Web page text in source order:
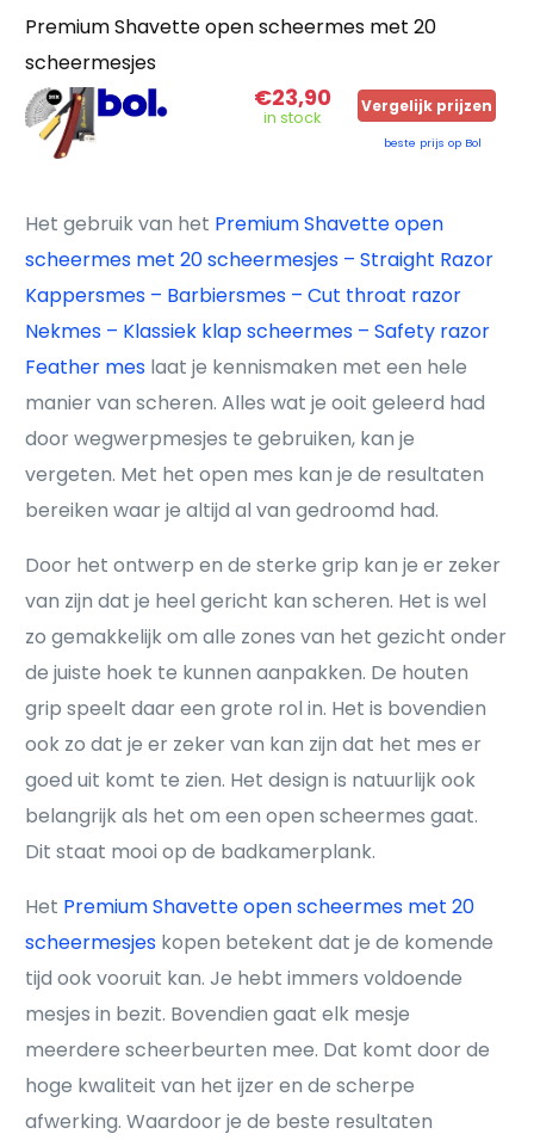
Premium Shavette open scheermes met 20
scheermesjes
€23,90
in stock
Vergelijk prijzen
beste prijs op Bol
Het gebruik van het Premium Shavette open
scheermes met 20 scheermesjes – Straight Razor
Kappersmes – Barbiersmes – Cut throat razor
Nekmes – Klassiek klap scheermes – Safety razor
Feather mes laat je kennismaken met een hele
manier van scheren. Alles wat je ooit geleerd had
door wegwerpmesjes te gebruiken, kan je
vergeten. Met het open mes kan je de resultaten
bereiken waar je altijd al van gedroomd had.
Door het ontwerp en de sterke grip kan je er zeker
van zijn dat je heel gericht kan scheren. Het is wel
zo gemakkelijk om alle zones van het gezicht onder
de juiste hoek te kunnen aanpakken. De houten
grip speelt daar een grote rol in. Het is bovendien
ook zo dat je er zeker van kan zijn dat het mes er
goed uit komt te zien. Het design is natuurlijk ook
belangrijk als het om een open scheermes gaat.
Dit staat mooi op de badkamerplank.
Het Premium Shavette open scheermes met 20
scheermesjes kopen betekent dat je de komende
tijd ook vooruit kan. Je hebt immers voldoende
mesjes in bezit. Bovendien gaat elk mesje
meerdere scheerbeurten mee. Dat komt door de
hoge kwaliteit van het ijzer en de scherpe
afwerking. Waardoor je de beste resultaten